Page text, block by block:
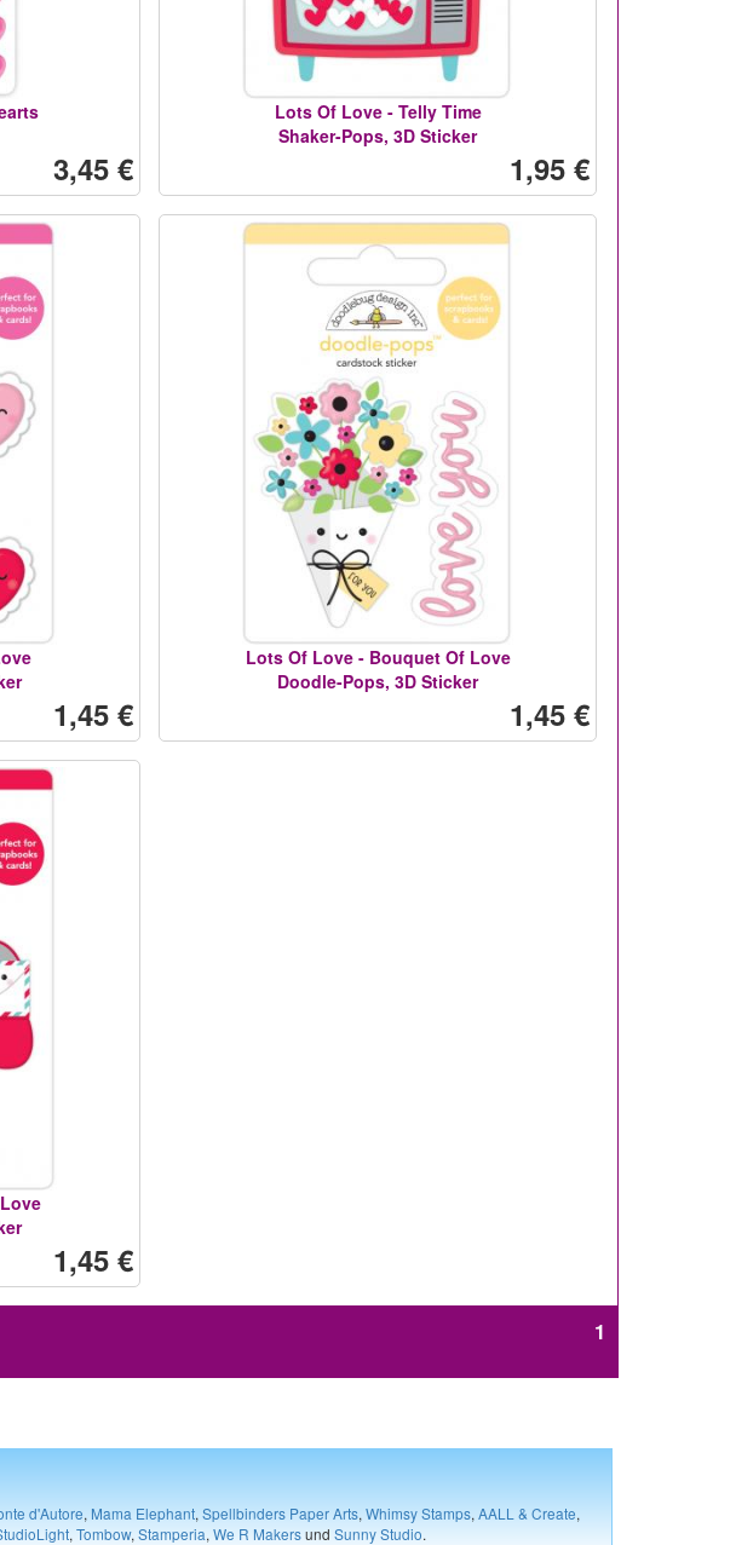
3,45 €
Lots Of Love - Telly Time
Shaker-Pops, 3D Sticker
1,95 €
1,45 €
Lots Of Love - Bouquet Of Love
Doodle-Pops, 3D Sticker
1,45 €
1,45 €
1
d'Autore, Mama Elephant, Spellbinders Paper Arts, Whimsy Stamps, AALL & Create,
, Tombow, Stamperia, We R Makersund Sunny Studio.